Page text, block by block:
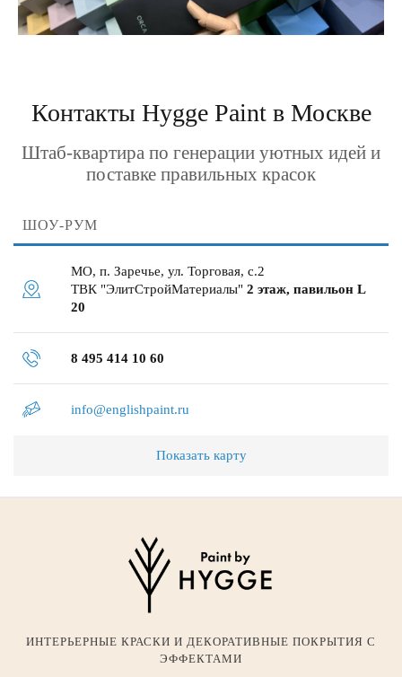
Контакты Hygge Paint в Москве
Штаб-квартира по генерации уютных идей и
поставке правильных красок
ШОУ-РУМ
МО, п. Заречье, ул. Торговая, с.2
ТВК "ЭлитСтройМатериалы" 2 этаж, павильон L
20
8 495 414 10 60
info@englishpaint.ru
Показать карту
ИНТЕРЬЕРНЫЕ КРАСКИ И ДЕКОРАТИВНЫЕ ПОКРЫТИЯ С
ЭФФЕКТАМИ